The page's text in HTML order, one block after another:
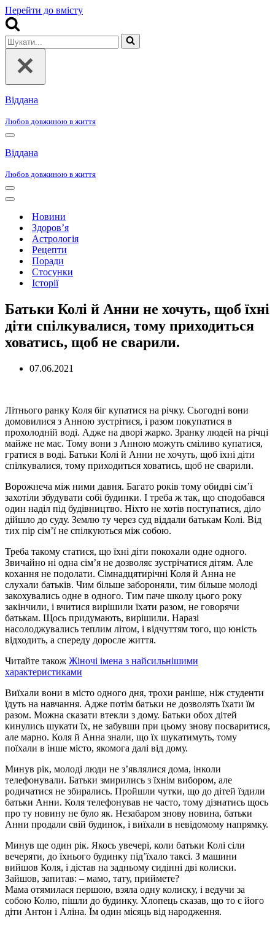
Перейти до вмісту
Шукати...
Віддана
Любов довжиною в життя
Меню
навігації
Віддана
Любов довжиною в життя
Меню
навігації
Меню
навігаціїНовини
Здоров’я
Астрологія
Рецепти
Поради
Стосунки
Історії
Батьки Колі й Анни не хочуть, щоб їхні
діти спілкувалися, тому приходиться
ховатись, щоб не сварили.
07.06.2021
Літнього ранку Коля біг купатися на річку. Сьогодні вони
домовилися з Анною зустрітися, і разом покупатися в
прохолодній воді. Адже на дворі жарко. Зранку людей на річці
майже не має. Тому вони з Анною можуть сміливо купатися,
гратися в воді. Батьки Колі й Анни не хочуть, щоб їхні діти
спілкувалися, тому приходиться ховатись, щоб не сварили.
Ворожнеча між ними давня. Багато років тому обидві сім’ї
захотіли збудувати собі будинки. І треба ж так, що сподобався
один наділ під будівництво. Ніхто не хотів поступатися, діло
дійшло до суду. Землю ту через суд віддали батькам Колі. Від
тих пір сім’ї не спілкуються між собою.
Треба такому статися, що їхні діти покохали одне одного.
Звичайно ні одна сім’я не дозволяє зустрічатися дітям. Але
кохання не подолати. Сімнадцятирічні Коля й Анна не
слухали батьків. Чим більше забороняли, тим більше молоді
закохувались одне в одного. Тим паче школу цього року
закінчили, і вчитися вирішили їхати разом, не говорячи
батькам. Щось придумають, вирішили. Наразі
насолоджувались теплим літом, і відчуттям того, що юність
відходить, а спереду доросле життя.
Читайте також Жіночі імена з найсильнішими
характеристиками
Виїхали вони в місто одного дня, трохи раніше, ніж студенти
їдуть на навчання. Адже потім батьки не дозволять їхати їм
разом. Можна сказати втекли з дому. Батьки обох дітей
кинулись шукати їх, не забувши при цьому знову посваритися,
але марно. Коля й Анна знали, що їх шукатимуть, тому
поїхали в інше місто, якомога далі від дому.
Минув рік, молоді люди не з’являлися дома, інколи
телефонували. Батьки змирились з їхнім вибором, але
родичатися не збирались. Пройшли чутки, що до дітей їздили
батьки Анни. Коля телефонував не часто, тому дізнатись щось
про ту новину не було як. Незабаром знову новина, батьки
Анни продали свій будинок, і виїхали в невідомому напрямку.
Минув ще один рік. Якось увечері, коли батьки Колі сіли
вечеряти, до їхнього будинку під’їхало таксі. З машини
вийшов Коля, і дістав на задньому сидінні дві колиски.
Зайшов, запитав: – мамо, тату, приймете?
Мама отямилася першою, взяла одну колиску, і ведучи за
собою Колю, пішли до будинку. Хлопець сказав, що то є його
діти Антон і Аліна. Їм один місяць від народження.